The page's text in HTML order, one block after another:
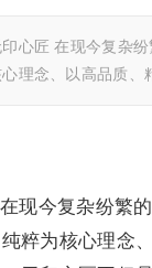
印心匠 在现今复杂
理念、以高品质、
在现今复杂纷繁
粹为核心理念